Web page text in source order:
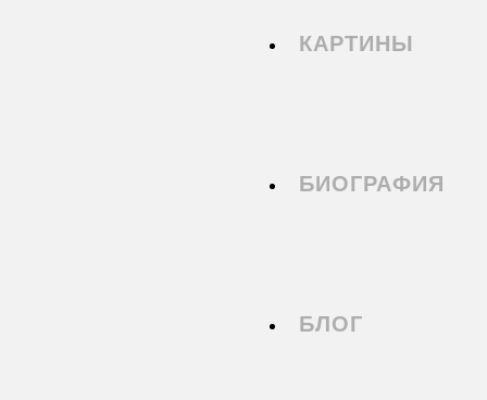
КАРТИНЫ
БИОГРАФИЯ
БЛОГ